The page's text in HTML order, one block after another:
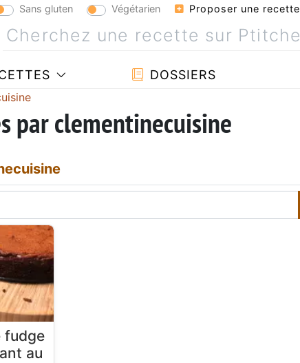
Sans gluten Végétarien Proposer une recette
DOSSIERS
par clementinecuisine
fudge
au